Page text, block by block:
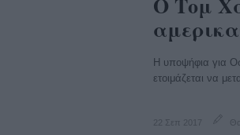
Η υποψήφια για
ετοιμάζεται να
22 Σεπ 2017